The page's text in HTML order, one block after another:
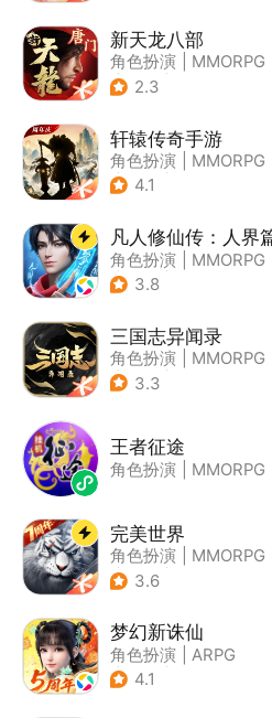
新天龙八部
角色扮演
MMORPG
| 武侠
2.3
轩辕传奇手游
角色扮演
MMORPG
| 神话
4.1
凡人修仙传：人界
角色扮演
MMORPG
| 仙侠
3.8
三国志异闻录
角色扮演
MMORPG
| 三国
3.3
王者征途
角色扮演 MMORPG
完美世界
角色扮演
MMORPG
| 奇幻
3.6
梦幻新诛仙
角色扮演
ARPG
| 仙侠
4.1